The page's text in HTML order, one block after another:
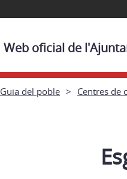
Web oficial de
Guia del poble Centres de